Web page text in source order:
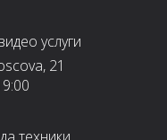
услуги
21